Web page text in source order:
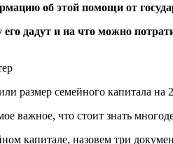
об этой помощи от
размер семейного капитала
важное, что стоит знать
капитале, назовем три